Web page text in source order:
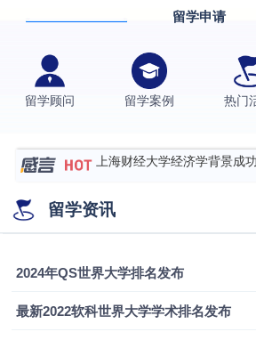
留学申请
留学顾问 留学案例 热门
香港理工大学王牌专业录取案
格拉斯哥大学国际商务硕士
伯明翰大学数字媒体与创意
Offer
上海财经大学经济学背景成
专科逆袭伦敦大学学院UCL
从上海财大2+2到谢菲尔德：
融会计硕士实录
​恭喜Z同学荣获剑桥大学录取
留学资讯
2024年QS世界大学排名发布
最新2022软科世界大学学术排名发布